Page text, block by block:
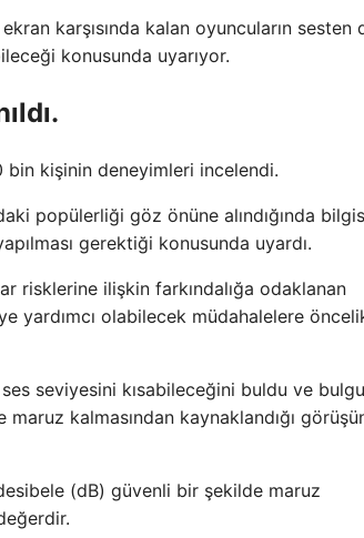
karşısında kalan oyuncuların sesten
konusunda uyarıyor.
bin kişinin deneyimleri incelendi.
popülerliği göz önüne alındığında
gerektiği konusunda uyardı.
risklerine ilişkin farkındalığa odaklanan
yardımcı olabilecek müdahalelere
seviyesini kısabileceğini buldu ve
maruz kalmasından kaynaklandığı
(dB) güvenli bir şekilde maruz